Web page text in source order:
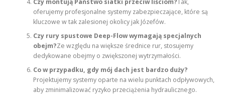
Czy montują Państwo siatki przeciw liściom? Tak,
oferujemy profesjonalne systemy zabezpieczające, które są
kluczowe w tak zalesionej okolicy jak Józefów.
Czy rury spustowe Deep-Flow wymagają specjalnych
obejm?Ze względu na większe średnice rur, stosujemy
dedykowane obejmy o zwiększonej wytrzymałości.
Co w przypadku, gdy mój dach jest bardzo duży?
Projektujemy systemy oparte na wielu punktach odpływowych,
aby zminimalizować ryzyko przeciążenia hydraulicznego.